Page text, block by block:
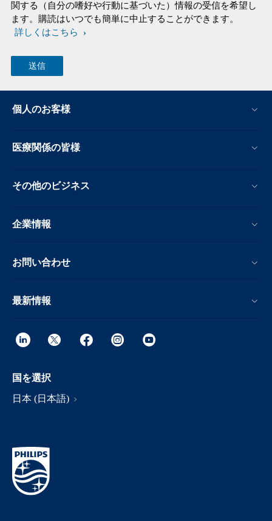
関する（自分の嗜好や行動に基づいた）情報の受信を希望し
ます。購読はいつでも簡単に中止することができます。
詳しくはこちら
個人のお客様
医療関係の皆様
その他のビジネス
企業情報
お問い合わせ
最新情報
国を選択
日本 (日本語)